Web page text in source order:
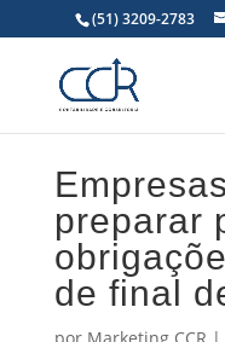
(51) 3209-2783
preparar
de final